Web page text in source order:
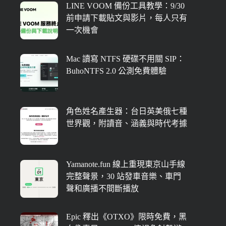
LINE VOOM 備份工具教學：9/30
前申請下載貼文與影片，每人只有
一次機會
Mac 讀寫 NTFS 硬碟不用關 SIP：
BuhoNTFS 2.0 公測免費體驗
角色姓名產生器：台日英美俄七種
世界觀，附讀音、涵義與時代考據
Yamanote.fun 線上重現東京山手線
完整聲景，30 站發車音樂、車門
聲和廣播不間斷播放
Epic 釋出《OTXO》限時免費，黑